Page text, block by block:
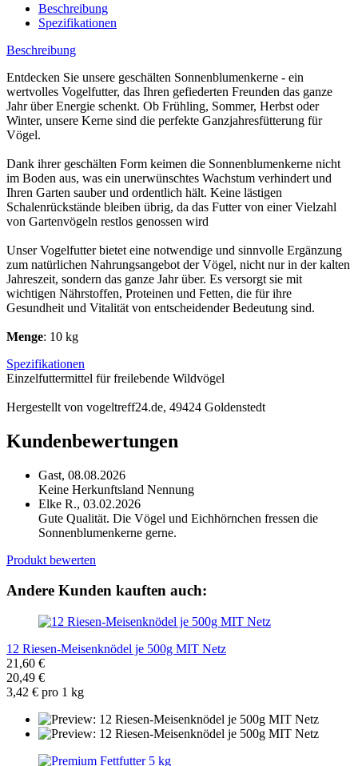
Beschreibung
Spezifikationen
Beschreibung
Entdecken Sie unsere geschälten Sonnenblumenkerne - ein
wertvolles Vogelfutter, das Ihren gefiederten Freunden das ganze
Jahr über Energie schenkt. Ob Frühling, Sommer, Herbst oder
Winter, unsere Kerne sind die perfekte Ganzjahresfütterung für
Vögel.
Dank ihrer geschälten Form keimen die Sonnenblumenkerne nicht
im Boden aus, was ein unerwünschtes Wachstum verhindert und
Ihren Garten sauber und ordentlich hält. Keine lästigen
Schalenrückstände bleiben übrig, da das Futter von einer Vielzahl
von Gartenvögeln restlos genossen wird
Unser Vogelfutter bietet eine notwendige und sinnvolle Ergänzung
zum natürlichen Nahrungsangebot der Vögel, nicht nur in der kalten
Jahreszeit, sondern das ganze Jahr über. Es versorgt sie mit
wichtigen Nährstoffen, Proteinen und Fetten, die für ihre
Gesundheit und Vitalität von entscheidender Bedeutung sind.
Menge: 10 kg
Spezifikationen
Einzelfuttermittel für freilebende Wildvögel
Hergestellt von vogeltreff24.de, 49424 Goldenstedt
Kundenbewertungen
Gast, 08.08.2026
Keine Herkunftsland Nennung
Elke R., 03.02.2026
Gute Qualität. Die Vögel und Eichhörnchen fressen die
Sonnenblumenkerne gerne.
Produkt bewerten
Andere Kunden kauften auch:
12 Riesen-Meisenknödel je 500g MIT Netz
21,60 €
20,49 €
3,42 € pro 1 kg